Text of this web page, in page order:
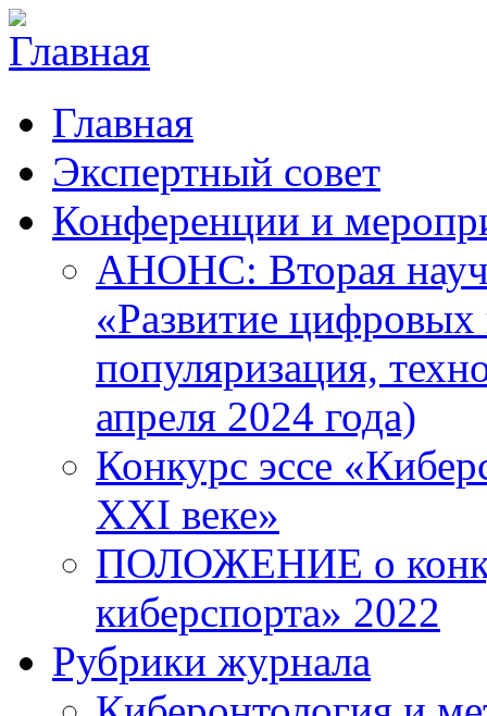
Главная
Экспертный совет
Конференции и
АНОНС: Вторая
«Развитие цифровых
популяризация,
апреля 2024 года)
Конкурс эссе
XXI веке»
ПОЛОЖЕНИЕ о
киберспорта» 2022
Рубрики журнала